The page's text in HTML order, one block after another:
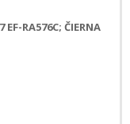
EF-RA576C; ČIERNA